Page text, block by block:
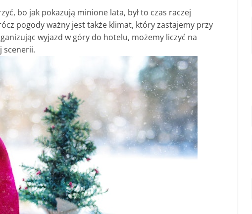
bo jak pokazują minione lata, był to czas raczej
pogody ważny jest także klimat, który zastajemy przy
wyjazd w góry do hotelu, możemy liczyć na
scenerii.